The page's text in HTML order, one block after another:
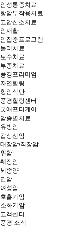
암성통증치료
항암부작용치료
고압산소치료
암재활
암집중프로그램
물리치료
도수치료
부종치료
풍경프리미엄
자연힐링
항암식단
풍경힐링센터
굿애프터케어
암종별치료
유방암
갑상선암
대장암/직장암
위암
췌장암
뇌종양
간암
여성암
호흡기암
소화기암
고객센터
풍경 소식